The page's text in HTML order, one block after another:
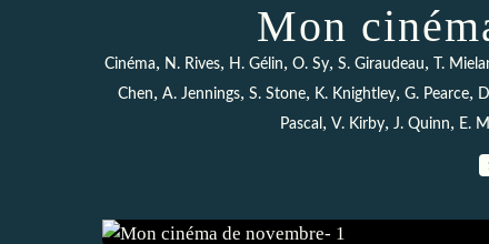
Mon
Cinéma, N. Rives, H. Gélin, O. Sy, S. Giraudeau, T.
Chen, A. Jennings, S. Stone, K. Knightley, G. Pearce,
Pascal , V. Kirby, J. Quinn, E.